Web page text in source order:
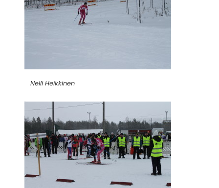
Nelli Heikkinen